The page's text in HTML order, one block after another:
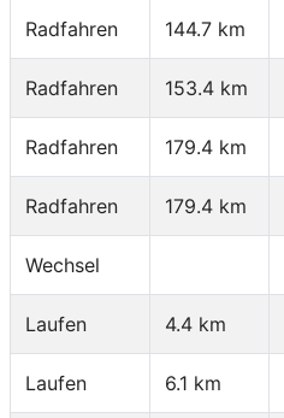
Radfahren 144.7 km
Radfahren 153.4 km
Radfahren 179.4 km
Radfahren 179.4 km
Wechsel
Laufen 4.4 km
Laufen 6.1 km